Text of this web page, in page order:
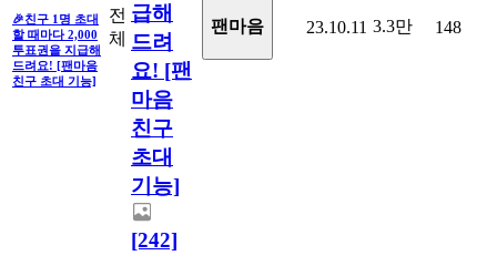
🎉친구 1명 초대
할 때마다 2,000
투표권을 지급해
드려요! [팬마음
친구 초대 기능]
전
체
급해
드려
요! [팬
마음
친구
초대
기능]
[242]
팬마음 23.10.11 3.3만 148